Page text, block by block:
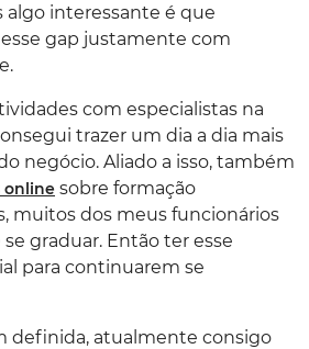
algo interessante é que
gap justamente com
com especialistas na
trazer um dia a dia mais
negócio. Aliado a isso, também
online sobre formação
muitos dos meus funcionários
graduar. Então ter esse
para continuarem se
definida, atualmente consigo